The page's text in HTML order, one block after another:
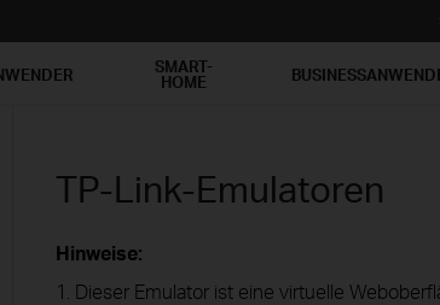
SMART-
HOME
TP-Link-Emulatoren
Hinweise:
1. Dieser Emulator ist eine virtuelle